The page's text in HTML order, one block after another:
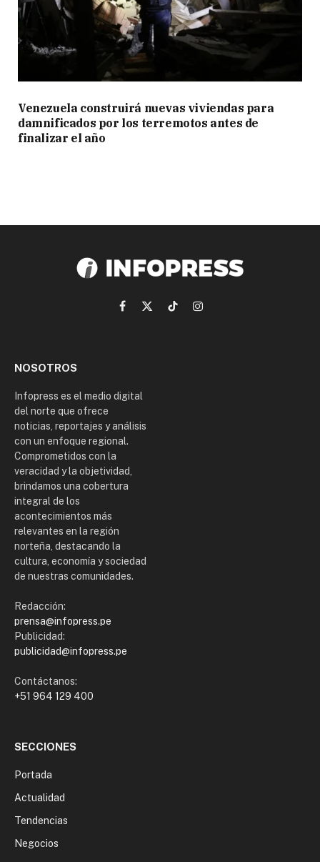
Venezuela construirá nuevas viviendas para
damnificados por los terremotos antes de
finalizar el año
Facebook
X
TikTokInstagram
NOSOTROS
Infopress es el medio digital
del norte que ofrece
noticias, reportajes y análisis
con un enfoque regional.
Comprometidos con la
veracidad y la objetividad,
brindamos una cobertura
integral de los
acontecimientos más
relevantes en la región
norteña, destacando la
cultura, economía y sociedad
de nuestras comunidades.
Redacción:
prensa@infopress.pe
Publicidad:
publicidad@infopress.pe
Contáctanos:
+51 964 129 400
SECCIONES
Portada
Actualidad
Tendencias
Negocios